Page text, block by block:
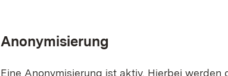
Anonymisierung
Eine Anonymisierung ist aktiv. Hierbei